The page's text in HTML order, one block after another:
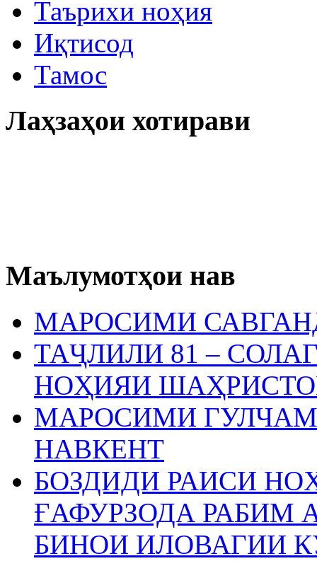
Таърихи ноҳия
Иқтисод
Тамос
Лаҳзаҳои хотирави
Маълумотҳои нав
МАРОСИМИ
ТАҶЛИЛИ 81 –
НОҲИЯИ
МАРОСИМИ
НАВКЕНТ
БОЗДИДИ РАИСИ
ҒАФУРЗОДА РАБИМ
БИНОИ ИЛОВАГИИ